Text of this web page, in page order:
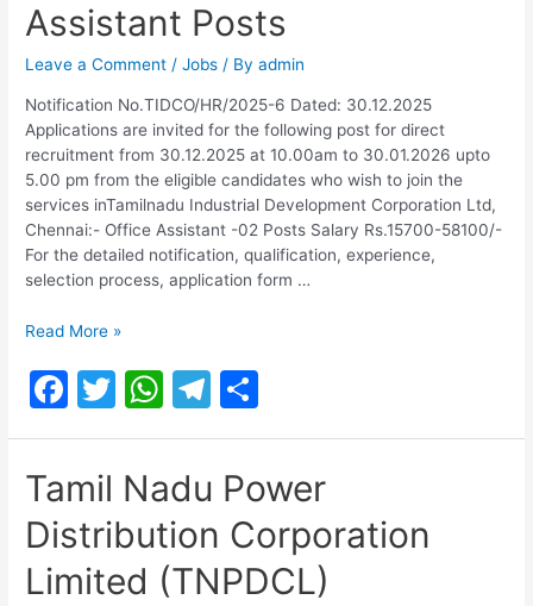
Assistant Posts
Leave a Comment /Jobs / Byadmin
Notification No.TIDCO/HR/2025-6 Dated: 30.12.2025
Applications are invited for the following post for direct
recruitment from 30.12.2025 at 10.00am to 30.01.2026 upto
5.00 pm from the eligible candidates who wish to join the
services inTamilnadu Industrial Development Corporation Ltd,
Chennai:- Office Assistant -02 Posts Salary Rs.15700-58100/-
For the detailed notification, qualification, experience,
selection process, application form …
TAMILNADU
DEVELOPMENT
CORPORATION
2026
TIDCO
Recruitment
2026
Read More »
F
a
e
b
o
T
w
itt
er
W
h
at
s
A
p
T
el
e
gr
a
m
h
e
Tamil Nadu Power
Distribution Corporation
Limited (TNPDCL)